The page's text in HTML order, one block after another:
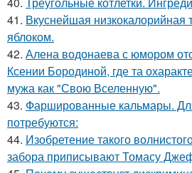
41. Вкуснейшая низкокалорийная
яблоком.
42. Алена водонаева с юмором
Ксении Бородиной, где та
мужа как "Свою Вселенную".
43. Фаршированные кальмары.
потребуются:
44. Изобретение такого
забора приписывают Томасу